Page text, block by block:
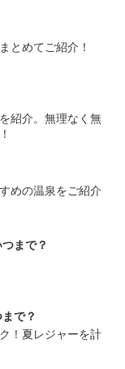
とめてご紹介！
紹介。無理なく無
めの温泉をご紹介
まで？
で？
！夏レジャーを計